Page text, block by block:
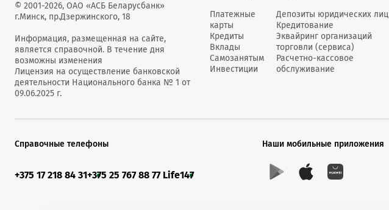
© 2001-2026, ОАО «АСБ Беларусбанк»
г.Минск, пр.Дзержинского, 18
Информация, размещенная на сайте,
является справочной. В течение дня
возможны изменения
Лицензия на осуществление банковской
деятельности Национального банка № 1 от
09.06.2025 г.
Платежные
карты
Кредиты
Вклады
Самозанятым
Инвестиции
Депозиты юридических лиц
Кредитование
Эквайринг организаций
торговли (сервиса)
Расчетно-кассовое
обслуживание
Справочные телефоны
+375 17 218 84 31+375 25 767 88 77 Life147
Наши мобильные приложения